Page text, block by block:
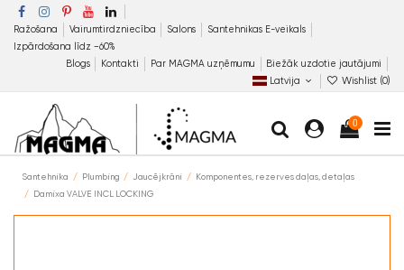
Ražošana Vairumtirdzniecība Salons
Santehnikas E-veikals
Izpārdošana līdz −60%
Blogs
Kontakti Par MAGMA uzņēmumu
Biežāk uzdotie jautājumi
Latvija
Wishlist (0)
0
Santehnika Plumbing Jaucējkrāni
Komponentes, rezerves daļas, detaļas
Damixa VALVE INCL LOCKING